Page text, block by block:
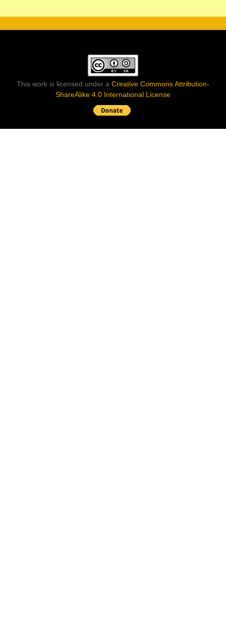
This work is licensed under a Creative Commons Attribution-
ShareAlike 4.0 International License